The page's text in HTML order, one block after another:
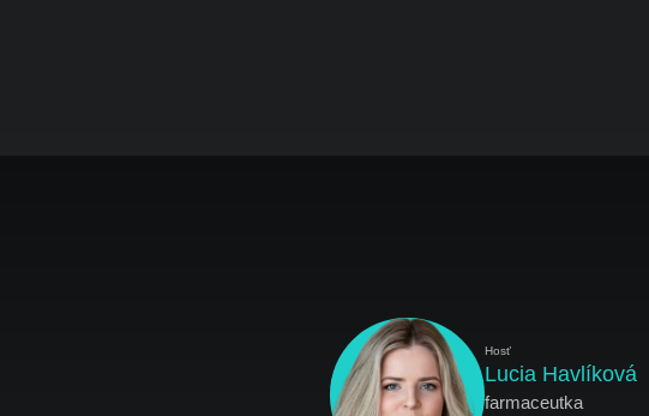
Hosť
Lucia Havlíková
farmaceutka